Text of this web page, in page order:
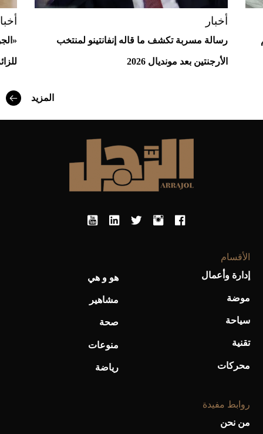
أفضل تدريج للشعر الطويل لإطلالة جريئة وعصرية
أخبار
رسالة مسربة تكشف ما قاله إنفانتينو لمنتخب
الأرجنتين بعد مونديال 2026
المزيد
الأقسام
إدارة وأعمال
موضة
سياحة
تقنية
محركات
هو و هي
مشاهير
صحة
منوعات
رياضة
روابط مفيدة
من نحن